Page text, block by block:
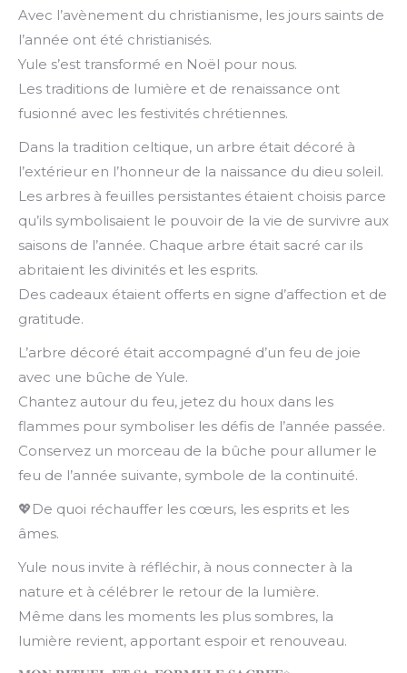
Avec l’avènement du christianisme, les jours saints de
l’année ont été christianisés.
Yule s’est transformé en Noël pour nous.
Les traditions de lumière et de renaissance ont
fusionné avec les festivités chrétiennes.
Dans la tradition celtique, un arbre était décoré à
l’extérieur en l’honneur de la naissance du dieu soleil.
Les arbres à feuilles persistantes étaient choisis parce
qu’ils symbolisaient le pouvoir de la vie de survivre aux
saisons de l’année. Chaque arbre était sacré car ils
abritaient les divinités et les esprits.
Des cadeaux étaient offerts en signe d’affection et de
gratitude.
L’arbre décoré était accompagné d’un feu de joie
avec une bûche de Yule.
Chantez autour du feu, jetez du houx dans les
flammes pour symboliser les défis de l’année passée.
Conservez un morceau de la bûche pour allumer le
feu de l’année suivante, symbole de la continuité.
💖De quoi réchauffer les cœurs, les esprits et les
âmes.
Yule nous invite à réfléchir, à nous connecter à la
nature et à célébrer le retour de la lumière.
Même dans les moments les plus sombres, la
lumière revient, apportant espoir et renouveau.